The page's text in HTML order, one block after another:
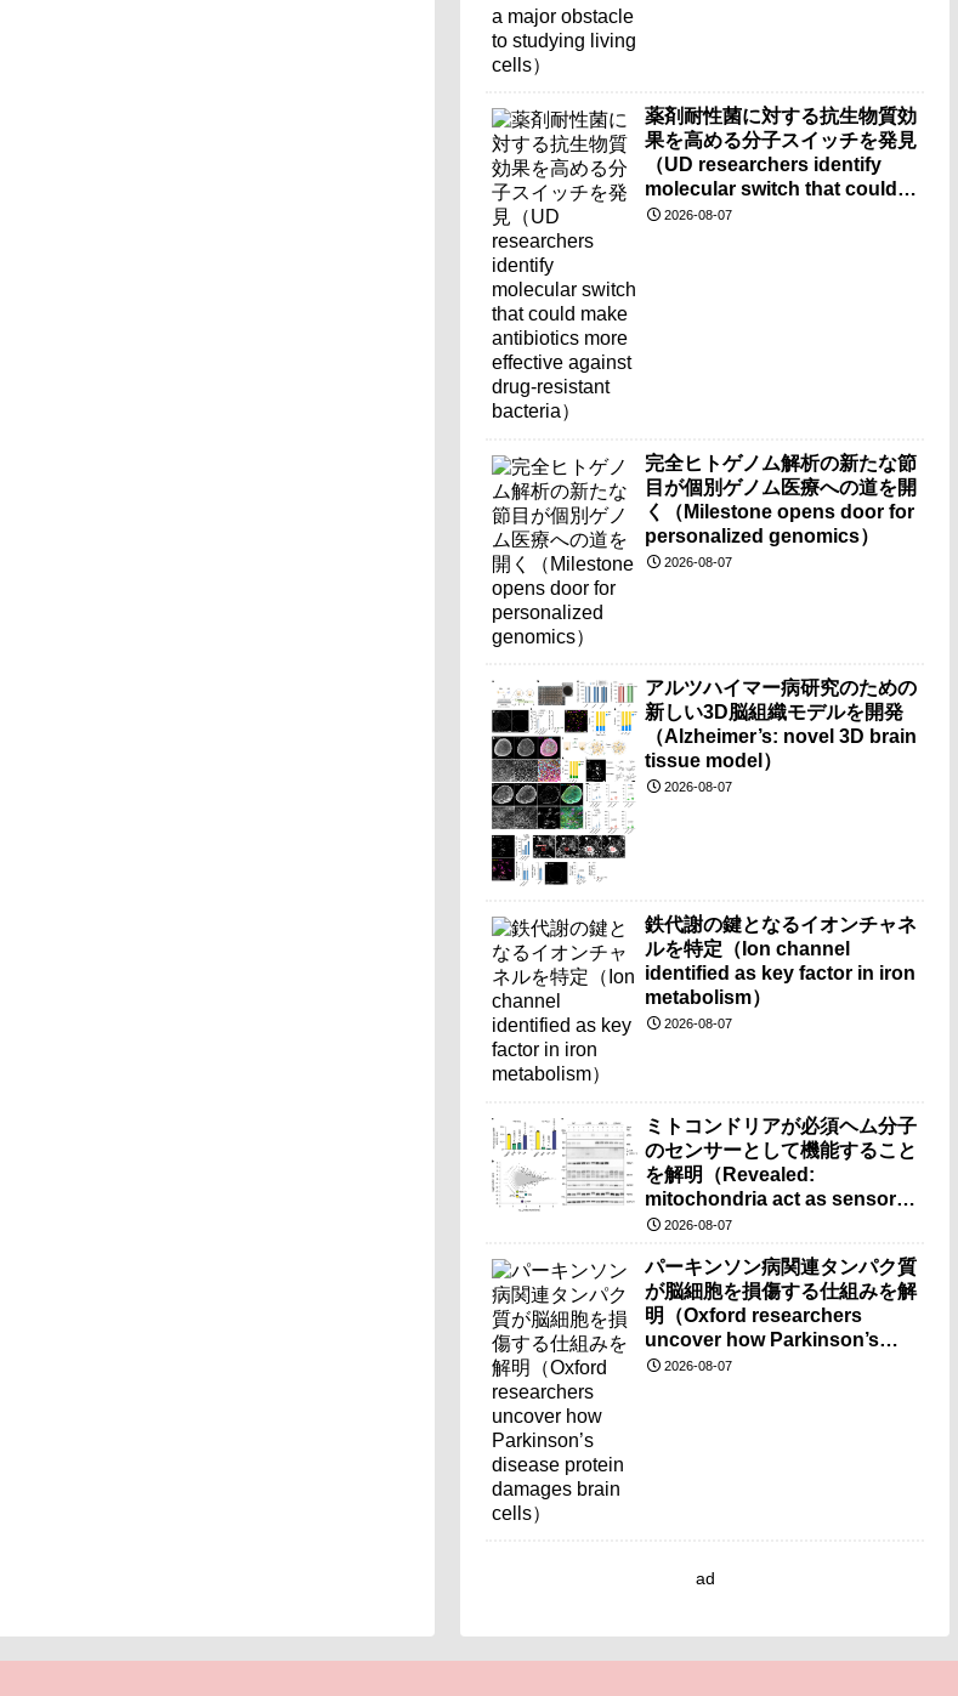
薬剤耐性菌に対する抗生物質効
果を高める分子スイッチを発見
（UD researchers identify
molecular switch that could
make antibiotics more
2026-08-07
完全ヒトゲノム解析の新たな節
目が個別ゲノム医療への道を開
く（Milestone opens door for
personalized genomics）
2026-08-07
アルツハイマー病研究のための
新しい3D脳組織モデルを開発
（Alzheimer’s: novel 3D brain
tissue model）
2026-08-07
鉄代謝の鍵となるイオンチャネ
ルを特定（Ion channel
identified as key factor in iron
metabolism）
2026-08-07
ミトコンドリアが必須ヘム分子
のセンサーとして機能すること
を解明（Revealed:
mitochondria act as sensors
for essential iron molecule）
2026-08-07
パーキンソン病関連タンパク質
が脳細胞を損傷する仕組みを解
明（Oxford researchers
uncover how Parkinson’s
disease protein damages
2026-08-07
ad